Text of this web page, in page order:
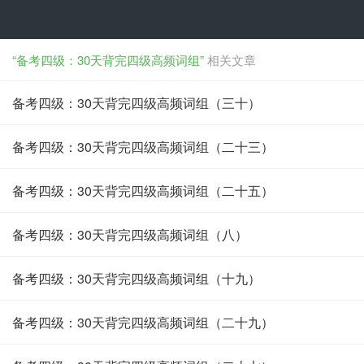
“备考四级：30天背完四级高频词组”相关文章
备考四级：30天背完四级高频词组（三十）
备考四级：30天背完四级高频词组（二十三）
备考四级：30天背完四级高频词组（二十五）
备考四级：30天背完四级高频词组（八）
备考四级：30天背完四级高频词组（十九）
备考四级：30天背完四级高频词组（二十九）